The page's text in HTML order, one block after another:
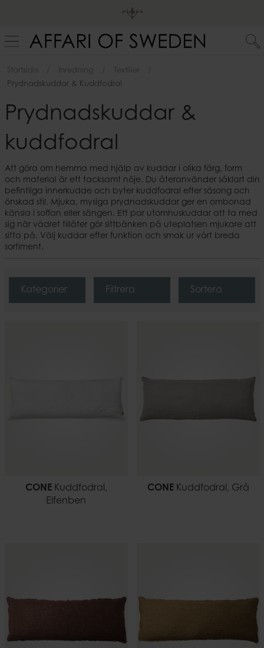
Startsida Inredning
Textilier
Prydnadskuddar & Kuddfodral
Prydnadskuddar &
kuddfodral
Att göra om hemma med hjälp av kuddar i olika färg, form
och material är ett tacksamt nöje. Du återanvänder såklart din
befintliga innerkudde och byter kuddfodral efter säsong och
önskad stil. Mjuka, mysiga prydnadskuddar ger en ombonad
känsla i soffan eller sängen. Ett par utomhuskuddar att ta med
sig när vädret tillåter gör sittbänken på uteplatsen mjukare att
sitta på. Välj kuddar efter funktion och smak ur vårt breda
sortiment.
Kategorier Filtrera Sortera
CONEKuddfodral,
Elfenben
CONEKuddfodral, Grå